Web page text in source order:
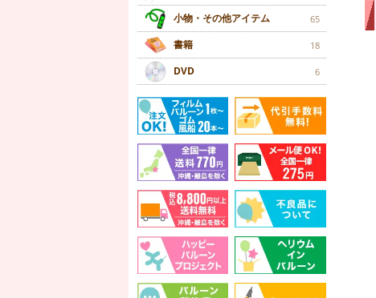
小物・その他アイテム 65
書籍 18
DVD 6